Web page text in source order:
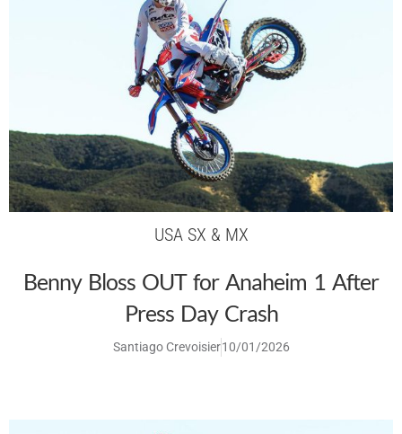
USA SX & MX
Benny Bloss OUT for Anaheim 1 After
Press Day Crash
Santiago Crevoisier10/01/2026